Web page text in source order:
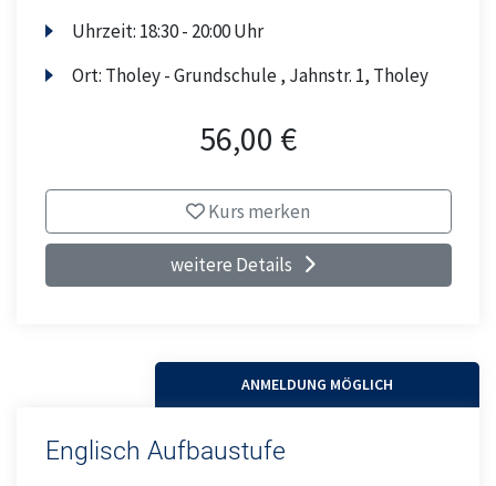
Uhrzeit: 18:30 - 20:00 Uhr
Ort: Tholey - Grundschule , Jahnstr. 1, Tholey
56,00 €
Kurs merken
weitere Details
ANMELDUNG MÖGLICH
Englisch Aufbaustufe